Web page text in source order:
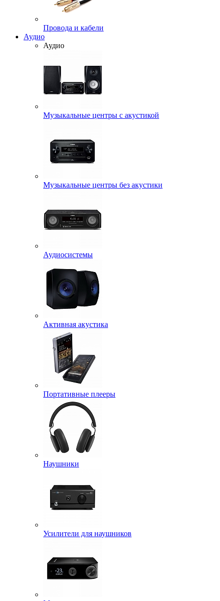
Провода и кабели
Аудио
Аудио
Музыкальные центры с акустикой
Музыкальные центры без акустики
Аудиосистемы
Активная акустика
Портативные плееры
Наушники
Усилители для наушников